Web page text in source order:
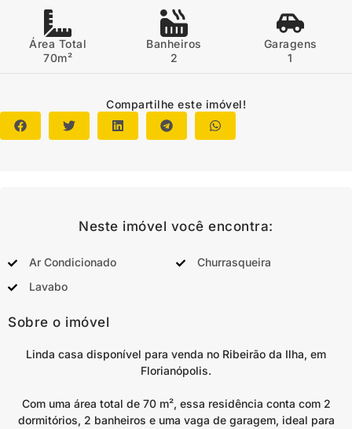
Área Total
70m²
Banheiros
2
Garagens
1
Compartilhe este imóvel!
Neste imóvel você encontra:
Ar Condicionado
Churrasqueira
Lavabo
Sobre o imóvel
Linda casa disponível para venda no Ribeirão da Ilha, em
Florianópolis.
Com uma área total de 70 m², essa residência conta com 2
dormitórios, 2 banheiros e uma vaga de garagem, ideal para